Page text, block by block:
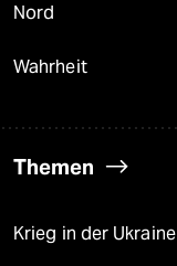
Nord
Wahrheit
Themen
Krieg in der Ukraine